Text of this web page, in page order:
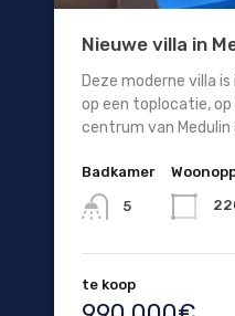
Nieuwe villa in
Deze moderne villa
op een toplocatie,
centrum van Medulin
Badkamer
5
te koop